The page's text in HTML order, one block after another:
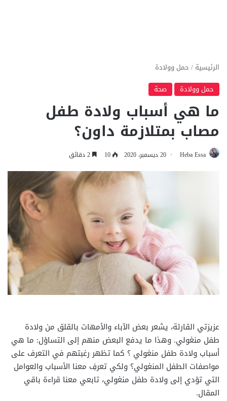
الرئيسية / حمل وولادة
حمل وولادة
صحة
ما هي أسباب ولادة طفل
مصاب بمتلازمة داون؟
Heba Essa 20 ديسمبر، 2020 10
عزيزتي القارئة، يشعر بعض الآباء والأمهات بالقلق من ولادة
طفل منغولي. وهذا ما يدفع البعض منهم إلى التساؤل: ما هي
أسباب ولادة طفل منغولي ؟ كما تظهر رغبتهم في التعرف على
مواصفات الطفل المنغولي؟ ولكي تعرفِ معنا الأسباب والعوامل
التي تؤدي إلى ولادة طفل منغولي، تابعي معنا قراءة باقي
المقال.